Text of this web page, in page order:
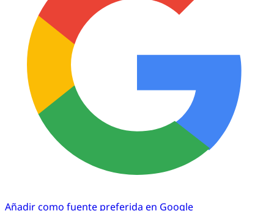
Añadir como fuente preferida en Google